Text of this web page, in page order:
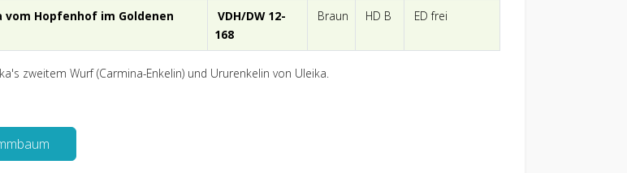
vom Hopfenhof im Goldenen
VDH/DW 12-
168
Braun HD B ED frei
zweitem Wurf (Carmina-Enkelin) und Ururenkelin von Uleika.